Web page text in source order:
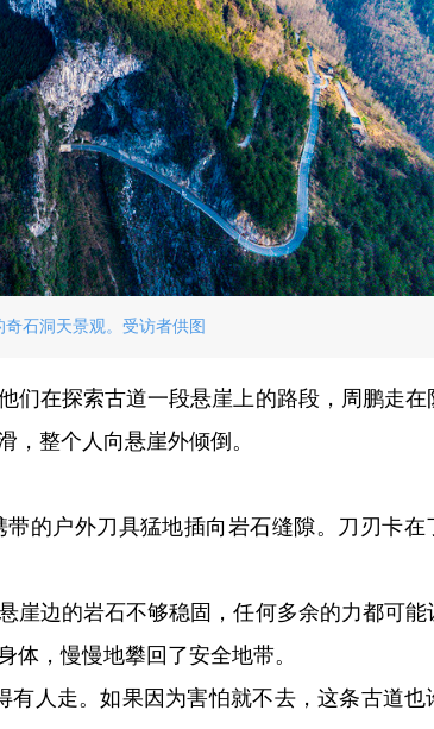
奇石洞天景观。受访者供图
们在探索古道一段悬崖上的路段，周鹏走在
，整个人向悬崖外倾倒。
的户外刀具猛地插向岩石缝隙。刀刃卡在
崖边的岩石不够稳固，任何多余的力都可能
，慢慢地攀回了安全地带。
人走。如果因为害怕就不去，这条古道也